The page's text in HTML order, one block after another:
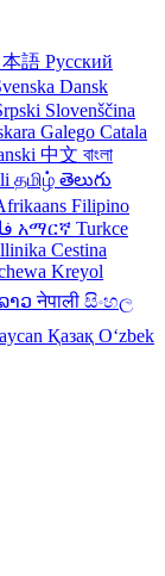
本語 Русский
Dansk
Slovenščina
Galego Catala
中文 বাংলা
தமிழ் తెలుగు
Filipino
አማርኛ Turkce
Cestina
Kreyol
າວनेपाली සිංහල
Қазақ Oʻzbek